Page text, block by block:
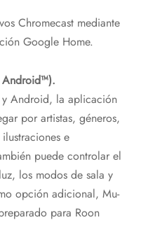
Chromecast mediante
Google Home.
Android, la aplicación
por artistas, géneros,
e
puede controlar el
los modos de sala y
opción adicional, Mu-
para Roon